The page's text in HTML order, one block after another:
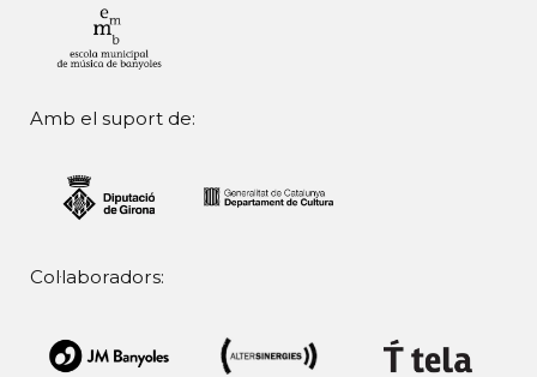
Amb el suport de:
Col·laboradors: